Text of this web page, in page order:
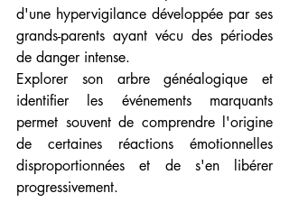
d'une hypervigilance développée par ses
grands-parents ayant vécu des périodes
de danger intense.
Explorer son arbre généalogique et
identifier les événements marquants
permet souvent de comprendre l'origine
de certaines réactions émotionnelles
disproportionnées et de s'en libérer
progressivement.